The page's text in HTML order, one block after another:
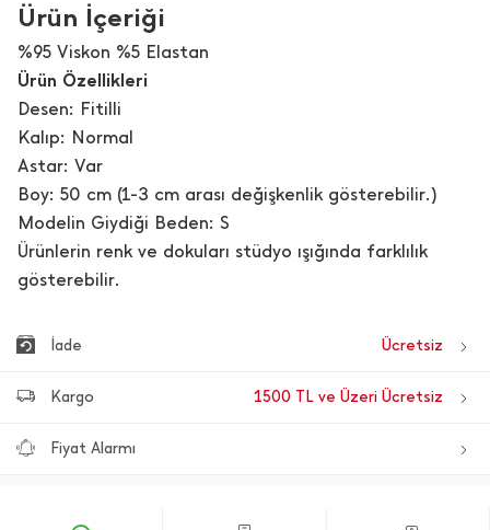
Ürün İçeriği
%95 Viskon %5 Elastan
Ürün Özellikleri
Desen: Fitilli
Kalıp: Normal
Astar: Var
Boy: 50 cm (1-3 cm arası değişkenlik gösterebilir.)
Modelin Giydiği Beden: S
Ürünlerin renk ve dokuları stüdyo ışığında farklılık
gösterebilir.
İade Ücretsiz
Kargo 1500 TL ve Üzeri Ücretsiz
Fiyat Alarmı